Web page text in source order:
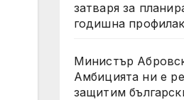
затваря за
годишна
Министър
Амбицията ни е
защитим